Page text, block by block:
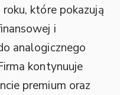
które pokazują
i
analogicznego
kontynuuje
premium oraz